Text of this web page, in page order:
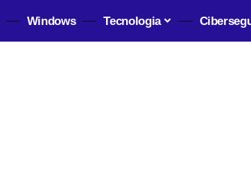
Windows Tecnologia